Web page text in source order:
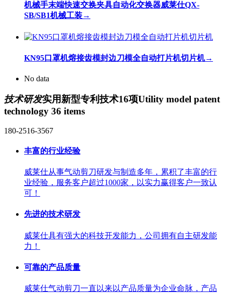
机械手末端快速交换夹具自动化交换器威莱仕QX-
SB/SB1机械工装→
KN95口罩机熔接齿模封边刀模全自动打片机切片机→
No data
技术研发实用新型专利技术16项Utility model patent
technology 36 items
180-2516-3567
丰富的行业经验
威莱仕从事气动剪刀研发与制造多年，累积了丰富的行
业经验，服务客户超过1000家，以实力赢得客户一致认
可！
先进的技术研发
威莱仕具有强大的科技开发能力，公司拥有自主研发能
力！
可靠的产品质量
威莱仕气动剪刀一直以来以产品质量为企业命脉，产品